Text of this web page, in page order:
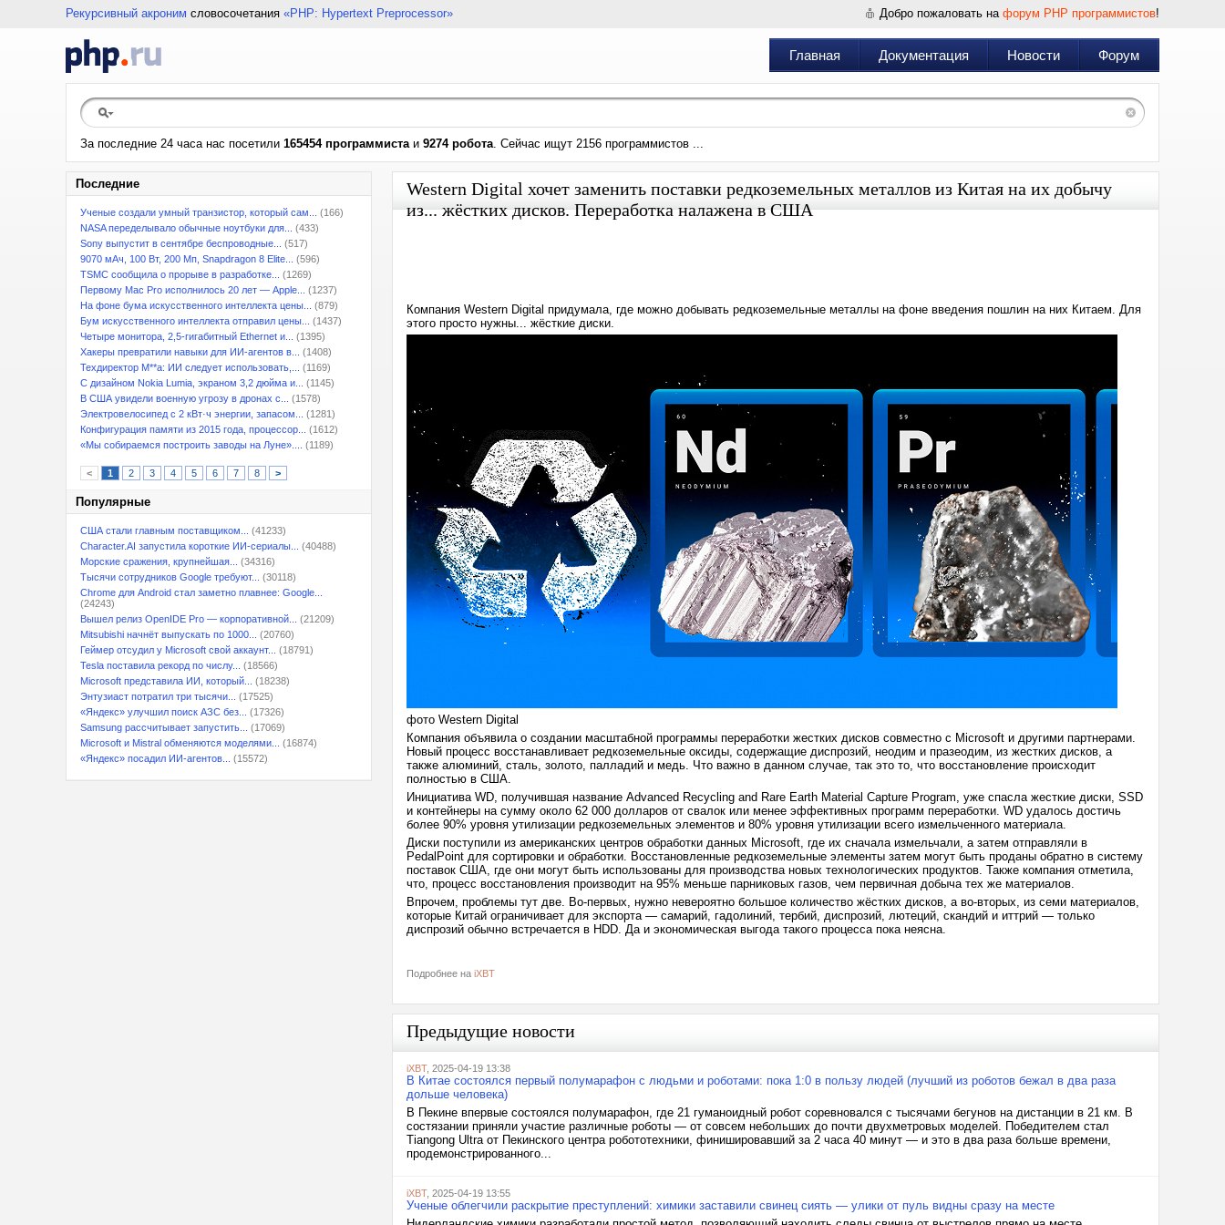
Рекурсивный акроним словосочетания «PHP: Hypertext Preprocessor» Добро пожаловать на форум PHP программистов!
Главная Документация Новости Форум
За последние 24 часа нас посетили 165454 программистаи 9274 робота. Сейчас ищут 2156 программистов ...
Последние
Ученые создали умный транзистор, который сам...
(166)
NASA переделывало обычные ноутбуки для...
(433)
Sony выпустит в сентябре беспроводные...
(517)
9070 мАч, 100 Вт, 200 Мп, Snapdragon 8 Elite...
(596)
TSMC сообщила о прорыве в разработке...
(1269)
Первому Mac Pro исполнилось 20 лет — Apple...
(1237)
На фоне бума искусственного интеллекта цены...
(879)
Бум искусственного интеллекта отправил цены...
(1437)
Четыре монитора, 2,5-гигабитный Ethernet и...
(1395)
Хакеры превратили навыки для ИИ-агентов в...
(1408)
Техдиректор M**a: ИИ следует использовать,...
(1169)
С дизайном Nokia Lumia, экраном 3,2 дюйма и...
(1145)
В США увидели военную угрозу в дронах с...
(1578)
Электровелосипед с 2 кВт·ч энергии, запасом...
(1281)
Конфигурация памяти из 2015 года, процессор...
(1612)
«Мы собираемся построить заводы на Луне»....
(1189)
< 1 2 3 4 5 6 7 8 >
Популярные
США стали главным поставщиком...
(41233)
Character.AI запустила короткие ИИ-сериалы...
(40488)
Морские сражения, крупнейшая...
(34316)
Тысячи сотрудников Google требуют...
(30118)
Chrome для Android стал заметно плавнее: Google...
(24243)
Вышел релиз OpenIDE Pro — корпоративной...
(21209)
Mitsubishi начнёт выпускать по 1000...
(20760)
Геймер отсудил у Microsoft свой аккаунт...
(18791)
Tesla поставила рекорд по числу...
(18566)
Microsoft представила ИИ, который...
(18238)
Энтузиаст потратил три тысячи...
(17525)
«Яндекс» улучшил поиск АЗС без...
(17326)
Samsung рассчитывает запустить...
(17069)
Microsoft и Mistral обменяются моделями...
(16874)
«Яндекс» посадил ИИ-агентов...
(15572)
Western Digital хочет заменить поставки редкоземельных металлов из Китая на их добычу
из... жёстких дисков. Переработка налажена в США
Компания Western Digital придумала, где можно добывать редкоземельные металлы на фоне введения пошлин на них Китаем. Для
этого просто нужны... жёсткие диски.
фото Western Digital
Компания объявила о создании масштабной программы переработки жестких дисков совместно с Microsoft и другими партнерами.
Новый процесс восстанавливает редкоземельные оксиды, содержащие диспрозий, неодим и празеодим, из жестких дисков, а
также алюминий, сталь, золото, палладий и медь. Что важно в данном случае, так это то, что восстановление происходит
полностью в США.
Инициатива WD, получившая название Advanced Recycling and Rare Earth Material Capture Program, уже спасла жесткие диски, SSD
и контейнеры на сумму около 62 000 долларов от свалок или менее эффективных программ переработки. WD удалось достичь
более 90% уровня утилизации редкоземельных элементов и 80% уровня утилизации всего измельченного материала.
Диски поступили из американских центров обработки данных Microsoft, где их сначала измельчали, а затем отправляли в
PedalPoint для сортировки и обработки. Восстановленные редкоземельные элементы затем могут быть проданы обратно в систему
поставок США, где они могут быть использованы для производства новых технологических продуктов. Также компания отметила,
что, процесс восстановления производит на 95% меньше парниковых газов, чем первичная добыча тех же материалов.
Впрочем, проблемы тут две. Во-первых, нужно невероятно большое количество жёстких дисков, а во-вторых, из семи материалов,
которые Китай ограничивает для экспорта — самарий, гадолиний, тербий, диспрозий, лютеций, скандий и иттрий — только
диспрозий обычно встречается в HDD. Да и экономическая выгода такого процесса пока неясна.
Подробнее на iXBT
Предыдущие новости
iXBT, 2025-04-19 13:38
В Китае состоялся первый полумарафон с людьми и роботами: пока 1:0 в пользу людей (лучший из роботов бежал в два раза
дольше человека)
В Пекине впервые состоялся полумарафон, где 21 гуманоидный робот соревновался с тысячами бегунов на дистанции в 21 км. В
состязании приняли участие различные роботы — от совсем небольших до почти двухметровых моделей. Победителем стал
Tiangong Ultra от Пекинского центра робототехники, финишировавший за 2 часа 40 минут — и это в два раза больше времени,
продемонстрированного...
iXBT, 2025-04-19 13:55
Ученые облегчили раскрытие преступлений: химики заставили свинец сиять — улики от пуль видны сразу на месте